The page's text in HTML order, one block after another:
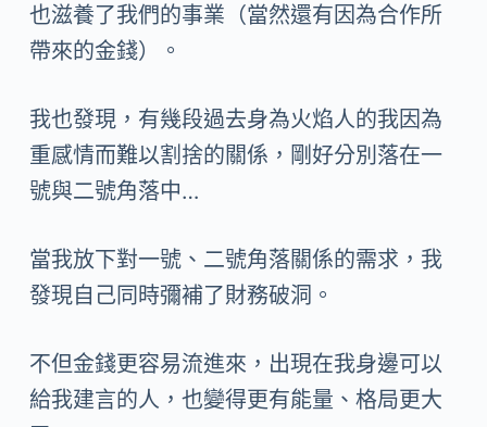
也滋養了我們的事業（當然還有因為合作所
帶來的金錢）。
我也發現，有幾段過去身為火焰人的我因為
重感情而難以割捨的關係，剛好分別落在一
號與二號角落中…
當我放下對一號、二號角落關係的需求，我
發現自己同時彌補了財務破洞。
不但金錢更容易流進來，出現在我身邊可以
給我建言的人，也變得更有能量、格局更大